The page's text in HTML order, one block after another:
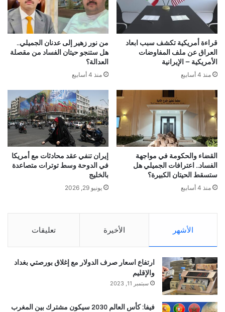
قراءة أمريكية تكشف سبب ابعاد
العراق عن ملف المفاوضات
الأمريكية – الإيرانية
منذ 4 أسابيع
من نور زهير إلى عدنان الجميلي..
هل ستنجو حيتان الفساد من مقصلة
العدالة؟
منذ 4 أسابيع
القضاء والحكومة في مواجهة
الفساد.. اعترافات الجميلي هل
ستسقط الحيتان الكبيرة؟
منذ 4 أسابيع
إيران تنفي عقد محادثات مع أمريكا
في الدوحة وسط توترات متصاعدة
بالخليج
يونيو 29, 2026
الأشهر الأخيرة تعليقات
ارتفاع اسعار صرف الدولار مع إغلاق بورصتي بغداد
والإقليم
سبتمبر 11, 2023
فيفا: كأس العالم 2030 سيكون مشترك بين المغرب